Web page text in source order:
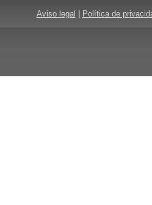
Aviso legal Política de